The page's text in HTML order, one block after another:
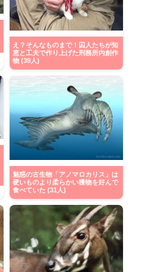
え？そんなものまで！囚人たちが知
恵と工夫で作り上げた刑務所内創作
物 (39人)
魅惑の古生物「アノマロカリス」は
硬いものより柔らかい獲物を好んで
食べていた (31人)